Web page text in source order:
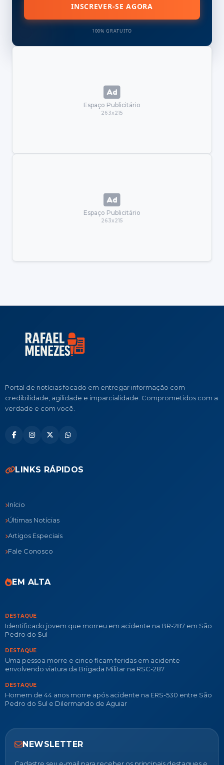
INSCREVER-SE AGORA
100% GRATUITO
Espaço Publicitário
263x215
Espaço Publicitário
263x215
Portal de notícias focado em entregar informação com
credibilidade, agilidade e imparcialidade. Comprometidos com a
verdade e com você.
LINKS RÁPIDOS
Início
Últimas Notícias
Artigos Especiais
Fale Conosco
EM ALTA
DESTAQUE
Identificado jovem que morreu em acidente na BR-287 em São
Pedro do Sul
DESTAQUE
Uma pessoa morre e cinco ficam feridas em acidente
envolvendo viatura da Brigada Militar na RSC-287
DESTAQUE
Homem de 44 anos morre após acidente na ERS-530 entre São
Pedro do Sul e Dilermando de Aguiar
NEWSLETTER